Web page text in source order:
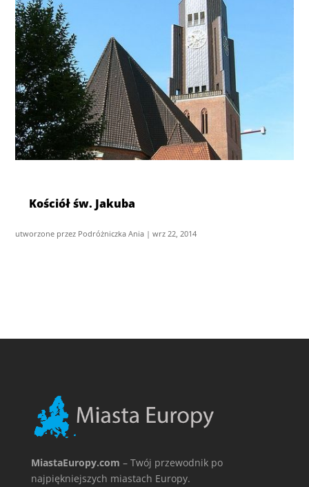
Kościół św. Jakuba
utworzone przez Podróżniczka Ania |wrz 22, 2014
MiastaEuropy.com – Twój przewodnik po
najpiękniejszych miastach Europy.